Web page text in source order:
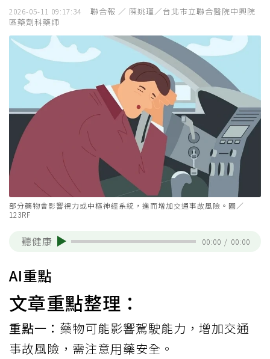
2026-05-11 09:17:34
聯合報 ／ 陳姚瑾／台北市立聯合醫院中興院
區藥劑科藥師
部分藥物會影響視力或中樞神經系統，進而增加交通事故風險。圖／
123RF
聽健康 00:00 / 00:00
AI重點
文章重點整理：
重點一： 藥物可能影響駕駛能力，增加交通
事故風險，需注意用藥安全。